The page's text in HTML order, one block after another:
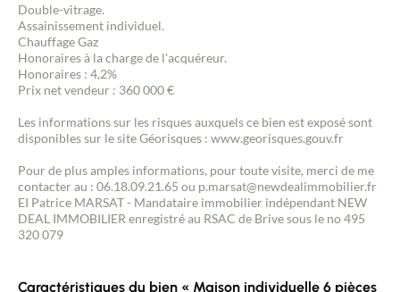
Double-vitrage.
Assainissement individuel.
Chauffage Gaz
Honoraires à la charge de l'acquéreur.
Honoraires : 4,2%
Prix net vendeur : 360 000 €
Les informations sur les risques auxquels ce bien est exposé sont
disponibles sur le site Géorisques : www.georisques.gouv.fr
Pour de plus amples informations, pour toute visite, merci de me
contacter au : 06.18.09.21.65 ou p.marsat@newdealimmobilier.fr
EI Patrice MARSAT - Mandataire immobilier indépendant NEW
DEAL IMMOBILIER enregistré au RSAC de Brive sous le no 495
320 079
Caractéristiques du bien « Maison individuelle 6 pièces